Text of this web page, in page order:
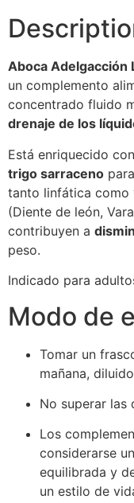
Aboca Adelgacción
un complemento
concentrado fluido
drenaje de los
Está enriquecido con
trigo sarraceno para
tanto linfática como
(Diente de león,
contribuyen a
peso.
Indicado para
Modo de
Tomar un
mañana,
No superar las
Los
considerarse
equilibrada y
un estilo de